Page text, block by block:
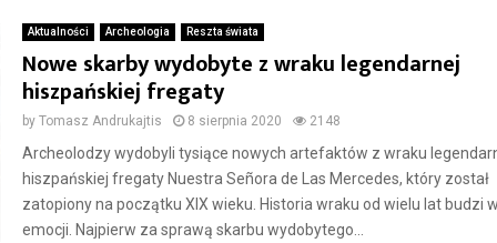
Aktualności Archeologia Reszta świata
Nowe skarby wydobyte z wraku legendarnej
hiszpańskiej fregaty
by Tomasz Andrukajtis 8 sierpnia 2020 2148
Archeolodzy wydobyli tysiące nowych artefaktów z wraku
hiszpańskiej fregaty Nuestra Señora de Las Mercedes, który został
zatopiony na początku XIX wieku. Historia wraku od wielu lat budzi
emocji. Najpierw za sprawą skarbu wydobytego...